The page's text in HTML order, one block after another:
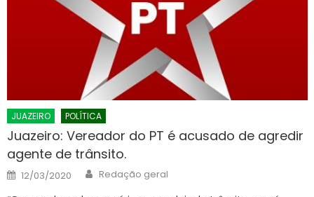
JUAZEIRO POLÍTICA
Juazeiro: Vereador do PT é acusado de agredir
agente de trânsito.
Posted
on
12/03/2020 Author
Redação geral